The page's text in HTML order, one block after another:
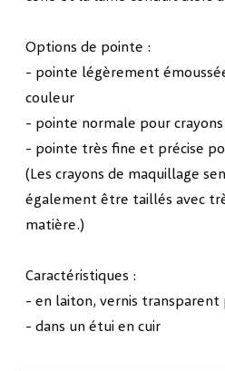
Options de pointe :
- pointe légèrement
couleur
- pointe normale pour
- pointe très fine et précise
(Les crayons de maquillage
également être taillés avec
matière.)
Caractéristiques :
- en laiton, vernis
- dans un étui en cuir